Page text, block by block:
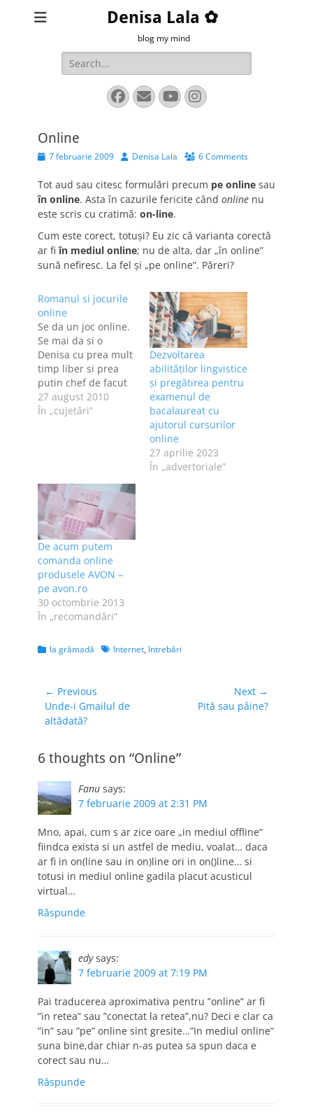
Denisa Lala ✿
blog my mind
Search
for:
Facebook
EmailYouTube
Instagram
Online
Posted7 februarie 2009 AuthorDenisa Lala 6 Comments
Tot aud sau citesc formulări precum pe online sau
în online. Asta în cazurile fericite când online nu
este scris cu cratimă: on-line.
Cum este corect, totuşi? Eu zic că varianta corectă
ar fiîn mediul online; nu de alta, dar „în online”
sună nefiresc. La fel şi „pe online”. Păreri?
Romanul si jocurile
online
Se da un joc online.
Se mai da si o
Denisa cu prea mult
timp liber si prea
putin chef de facut
altceva, asa ca
decide sa joace acel
castigate, primesc
urmatoarele replici
de…
27 august 2010
În „cujetări”
Dezvoltarea
abilităților lingvistice
și pregătirea pentru
examenul de
bacalaureat cu
ajutorul cursurilor
online
27 aprilie 2023
În „advertoriale”
De acum putem
comanda online
produsele AVON –
pe avon.ro
30 octombrie 2013
În „recomandări”
Categories
la grămadă TagsInternet,întrebări
Navigare
în
articole
← Previous
Previous
post:
Unde-i Gmailul de
altădată?
Next →
Pită sau pâine?
6 thoughts on “Online”
Fanu says:
7 februarie 2009 at 2:31 PM
Mno, apai, cum s ar zice oare „in mediul offline”
fiindca exista si un astfel de mediu, voalat… daca
ar fi in on(line sau in on)line ori in on()line… si
totusi in mediul online gadila placut acusticul
virtual…
Răspunde
edy says:
7 februarie 2009 at 7:19 PM
Pai traducerea aproximativa pentru ”online” ar fi
”in retea” sau ”conectat la retea”,nu? Deci e clar ca
”in” sau ”pe” online sint gresite…”In mediul online”
suna bine,dar chiar n-as putea sa spun daca e
corect sau nu…
Răspunde